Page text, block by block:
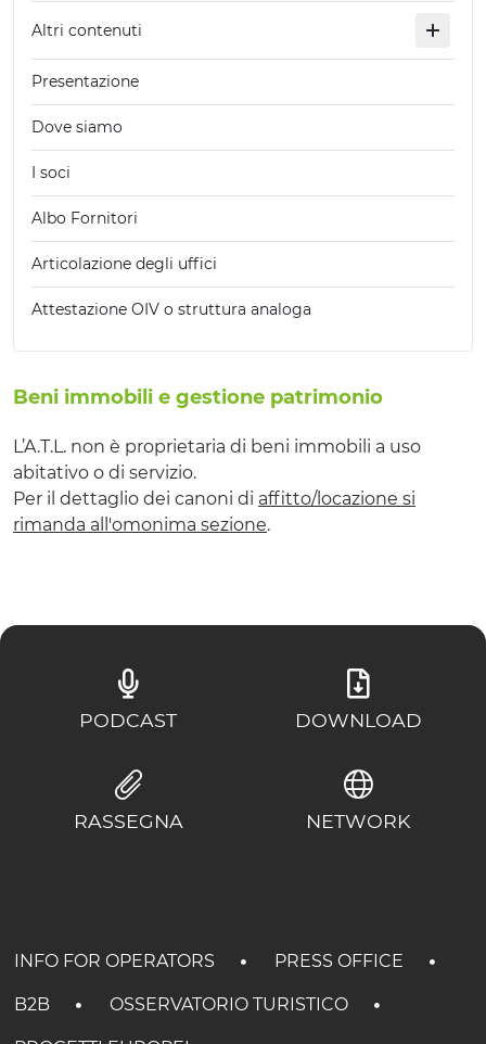
Altri contenuti
Presentazione
Dove siamo
I soci
Albo Fornitori
Articolazione degli uffici
Attestazione OIV o struttura analoga
Beni immobili e gestione patrimonio
L’A.T.L. non è proprietaria di beni immobili a uso
abitativo o di servizio.
Per il dettaglio dei canoni di affitto/locazione si
rimanda all'omonima sezione.
PODCAST DOWNLOAD
RASSEGNA NETWORK
INFO FOR OPERATORS PRESS OFFICE
B2B OSSERVATORIO TURISTICO